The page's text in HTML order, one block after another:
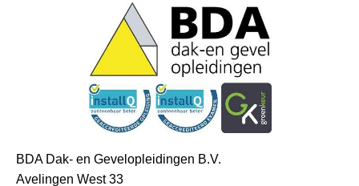
BDA Dak- en Gevelopleidingen B.V.
Avelingen West 33